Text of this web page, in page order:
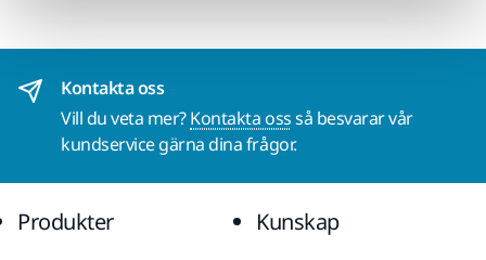
Kontakta oss
Vill du veta mer?Kontakta ossså besvarar vår
kundservice gärna dina frågor.
Produkter Kunskap